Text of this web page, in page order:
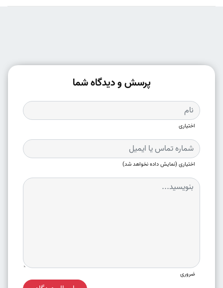
پرسش و دیدگاه شما
اختیاری
اختیاری (نمایش داده نخواهد شد)
ضروری